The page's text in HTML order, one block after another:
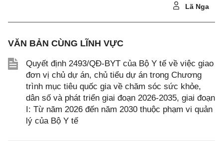
Lã Nga
VĂN BẢN CÙNG LĨNH VỰC
Quyết định 2493/QĐ-BYT của Bộ Y tế về việc giao
đơn vị chủ dự án, chủ tiểu dự án trong Chương
trình mục tiêu quốc gia về chăm sóc sức khỏe,
dân số và phát triển giai đoạn 2026-2035, giai đoạn
I: Từ năm 2026 đến năm 2030 thuộc phạm vi quản
lý của Bộ Y tế